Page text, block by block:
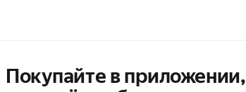
Покупайте в приложении,